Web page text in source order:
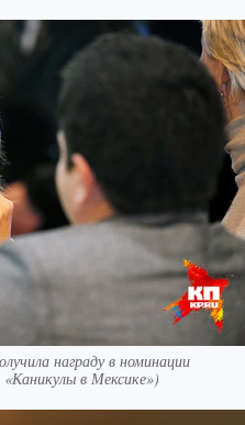
награду в номинации
в Мексике»)